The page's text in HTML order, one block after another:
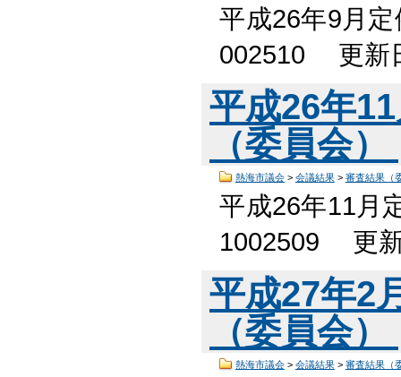
平成26年9月
002510 更新
平成26年
（委員会）
熱海市議会> 会議結果> 審査結果（
平成26年11月
1002509 更
平成27年2
（委員会）
熱海市議会> 会議結果> 審査結果（